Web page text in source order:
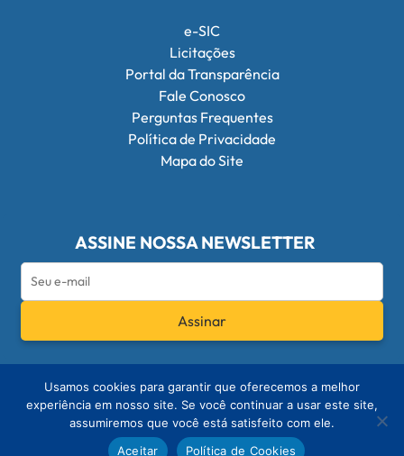
e-SIC
Licitações
Portal da Transparência
Fale Conosco
Perguntas Frequentes
Política de Privacidade
Mapa do Site
ASSINE NOSSA NEWSLETTER
Assinar
Redes Sociais do Conselho Federal de
© 2026 - Conselho Federal de Química
Usamos cookies para garantir que oferecemos a melhor
experiência em nosso site. Se você continuar a usar este site,
assumiremos que você está satisfeito com ele.
Aceitar
Política de Cookies